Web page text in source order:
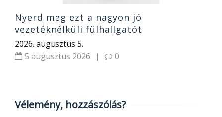
Nyerd meg ezt a nagyon jó
vezetéknélküli fülhallgatót
2026. augusztus 5.
5 augusztus 2026
| 0
Vélemény, hozzászólás?